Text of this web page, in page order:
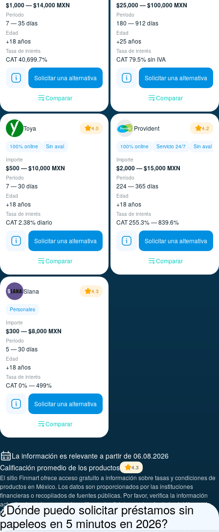
$1,000 — $14,000 MXN
Período
7 — 35 días
Edad
+18 años
Tasa de interés
CAT 40,699.7%
Solicitar una alternativa
Comparar
$25,000 — $100,000 MXN
Período
180 — 912 días
Edad
+25 años
Tasa de interés
CAT 79.5% sin IVA
Solicitar una alternativa
Comparar
Toya 4.0
100% online
Sin aval
Importe
$500 — $10,000 MXN
Período
7 — 30 días
Edad
+18 años
Tasa de interés
CAT 2.38% diario
Solicitar una alternativa
Comparar
Provident 4.2
100% online Servicio 24/7
Sin aval
Importe
$2,000 — $15,000 MXN
Período
224 — 365 días
Edad
+18 años
Tasa de interés
CAT 255.3% — 839.6%
Solicitar una alternativa
Comparar
Slana 4.3
Personales
Importe
$300 — $8,000 MXN
Período
5 — 30 días
Edad
+18 años
Tasa de interés
CAT 0% — 499%
Solicitar una alternativa
Comparar
La información es relevante a partir de 06.08.2026
Calificación promedio de los productos
4.3
El sitio Finmart ofrece acceso gratuito a información sobre tasas y condiciones de
productos en México. Los datos son proporcionados por las instituciones
financieras o recopilados de fuentes públicas. Por favor, verifica la información
actualizada en las sucursales, sitios web oficiales o a través de los teléfonos de
las empresas presentadas.
¿Dónde puedo solicitar préstamos sin
papeleos en 5 minutos en 2026?